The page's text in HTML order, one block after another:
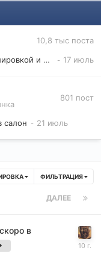
10,8 тыс поста
Рулевая колонка с электро регулировкой и памятью
801 пост
салон
ФИЛЬТРАЦИЯ
ДАЛЕЕ
в